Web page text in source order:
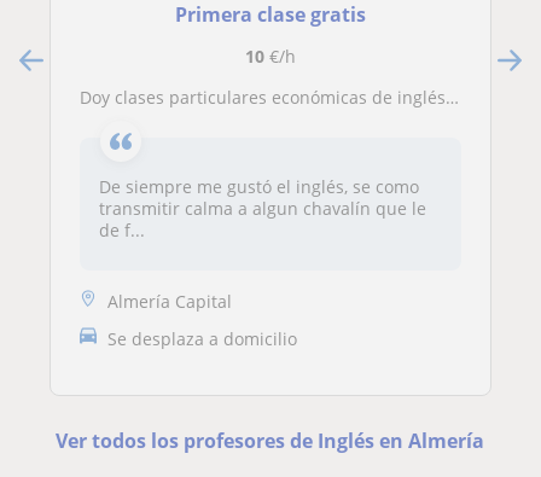
Primera clase gratis
10€/h
Doy clases particulares económicas de inglés para alumnos de hasta ESO
De siempre me gustó el inglés, se como
transmitir calma a algun chavalín que le
de f...
Almería Capital
Se desplaza a domicilio
Ver todos los profesores de Inglés en Almería